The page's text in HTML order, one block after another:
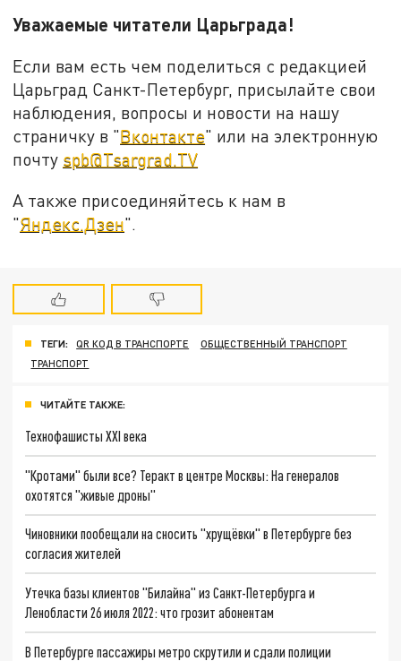
Уважаемые читатели Царьграда!
Если вам есть чем поделиться с редакцией
Царьград Санкт-Петербург, присылайте свои
наблюдения, вопросы и новости на нашу
страничку в "Вконтакте" или на электронную
почту spb@Tsargrad.TV
А также присоединяйтесь к нам в
"Яндекс.Дзен".
ТЕГИ: QR КОД В ТРАНСПОРТЕ
ОБЩЕСТВЕННЫЙ ТРАНСПОРТ
ТРАНСПОРТ
ЧИТАЙТЕ ТАКЖЕ:
Технофашисты XXI века
"Кротами" были все? Теракт в центре Москвы: На генералов
охотятся "живые дроны"
Чиновники пообещали на сносить "хрущёвки" в Петербурге без
согласия жителей
Утечка базы клиентов "Билайна" из Санкт-Петербурга и
Ленобласти 26 июля 2022: что грозит абонентам
В Петербурге пассажиры метро скрутили и сдали полиции